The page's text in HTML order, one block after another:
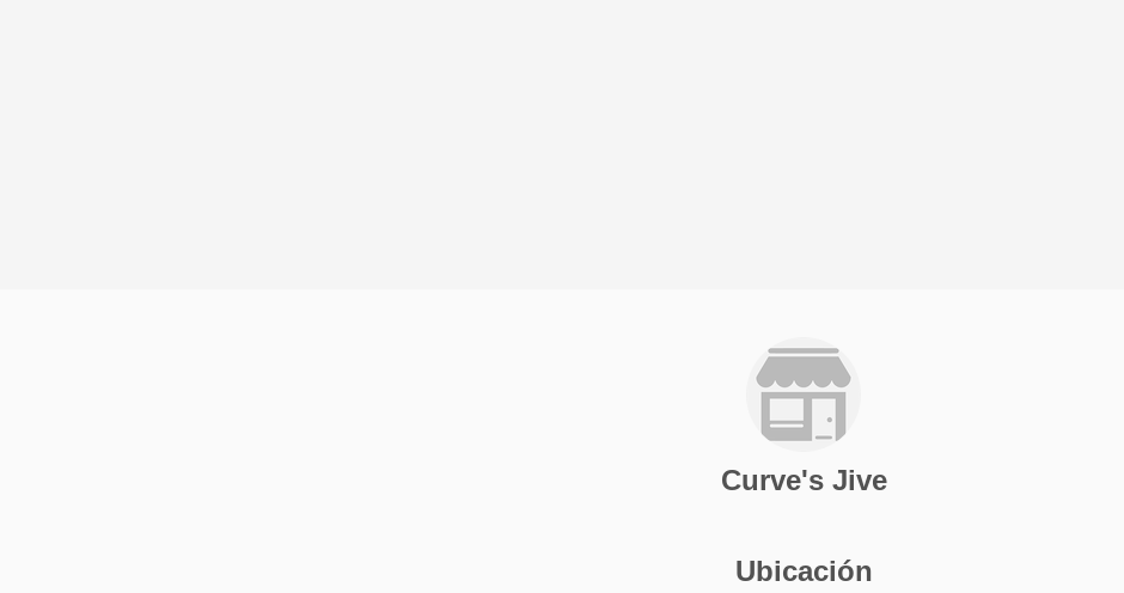
Curve's Jive
Ubicación